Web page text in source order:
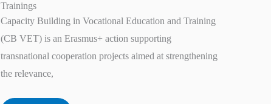
Trainings
Capacity Building in Vocational Education and Training
(CB VET) is an Erasmus+ action supporting
transnational cooperation projects aimed at strengthening
the relevance,